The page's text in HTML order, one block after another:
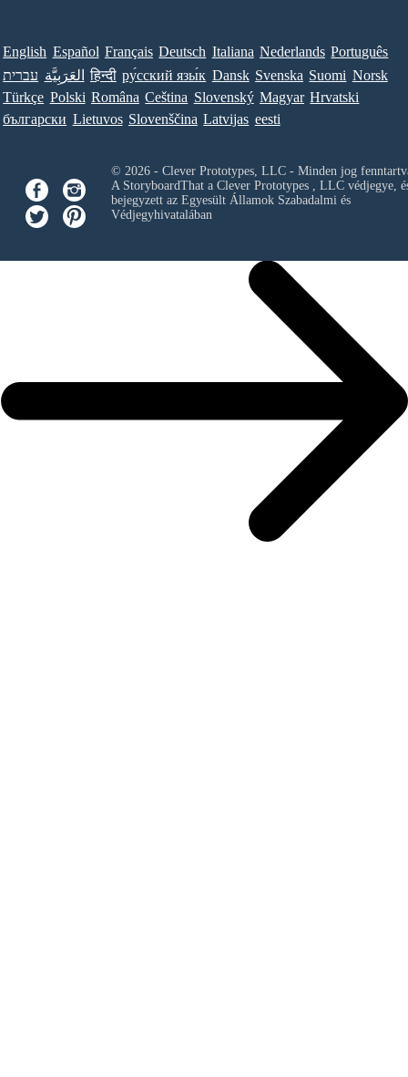
English Español Français Deutsch Italiana Nederlands Português
עברית العَرَبِيَّة हिन्दी ру́сский язы́к Dansk Svenska Suomi Norsk
Türkçe Polski Româna Ceština Slovenský Magyar Hrvatski
български Lietuvos Slovenščina Latvijas eesti
© 2026 - Clever Prototypes, LLC - Minden jog
A StoryboardThat a Clever Prototypes , LLCvédjegye,
bejegyzett az Egyesült Államok Szabadalmi és
Védjegyhivatalában